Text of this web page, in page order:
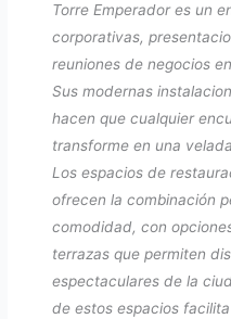
Torre Emperador es un
corporativas,
reuniones de negocios
Sus modernas
hacen que cualquier
transforme en una
Los espacios de
ofrecen la combinación
comodidad, con
terrazas que permiten
espectaculares de la
de estos espacios